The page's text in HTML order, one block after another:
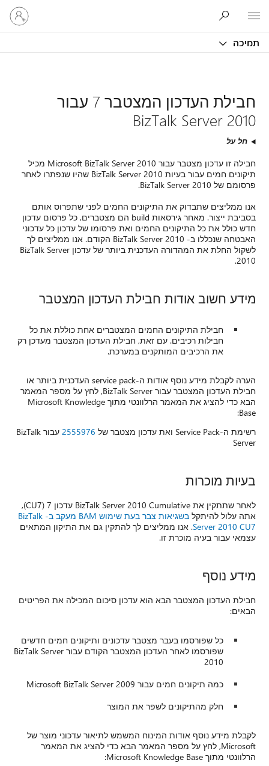
תמיכה
היכנס
לחשבון
שלך
חבילת העדכון המצטבר 7 עבור
BizTalk Server 2010
חל על
חבילה זו עדכון מצטבר עבור Microsoft BizTalk Server 2010 מכיל
תיקונים חמים עבור בעיות BizTalk Server 2010 שהיו שנפתרו לאחר
פרסומם של BizTalk Server 2010.
אנו ממליצים שתבדוק את התיקונים החמים לפני שתפרוס אותם
בסביבת ייצור. מאחר גירסאות build הם מצטברים, כל פרסום עדכון
חדש כולל את כל התיקונים החמים ואת פרסומו של עדכון כל עדכוני
האבטחה שנכללו ב- BizTalk Server 2010 הקודם. אנו ממליצים לך
לשקול החלת את המהדורה העדכנית ביותר של עדכון BizTalk Server
2010.
מידע חשוב אודות חבילת העדכון המצטבר
חבילת התיקונים החמים המצטברים אחת כוללת את כל
חבילות רכיבים. עם זאת, חבילת העדכון המצטבר מעדכן רק
את הרכיבים המותקנים במערכת.
הערה לקבלת מידע נוסף אודות ה-service pack העדכנית ביותר או
חבילת העדכון המצטבר עבור BizTalk Server, לחץ על מספר המאמר
הבא כדי להציג את המאמר הרלוונטי מתוך Microsoft Knowledge
Base:
רשימת ה-Service Pack ואת עדכון מצטבר של
2555976
עבור BizTalk
Server
בעיות מוכרות
לאחר שתתקין את BizTalk Server 2010 Cumulative עדכון 7 (CU7),
אתה עלול להיתקל
בשגיאות צבר בעת שימוש BAM מעקב ב- BizTalk
Server 2010 CU7. אנו ממליצים לך להתקין גם את התיקון המתאים
עצמאי עבור בעיה מוכרת זו.
מידע נוסף
חבילת העדכון המצטבר הבא הוא עדכון סיכום המכילה את הפריטים
הבאים:
כל שפורסמו בעבר מצטבר עדכונים ותיקונים חמים חדשים
שפורסמו לאחר העדכון המצטבר הקודם עבור BizTalk Server
2010
כמה תיקונים חמים עבור Microsoft BizTalk Server 2009
חלק מהתיקונים לשפר את המוצר
לקבלת מידע נוסף אודות המינוח המשמש לתיאור עדכוני מוצר של
Microsoft, לחץ על מספר המאמר הבא כדי להציג את המאמר
הרלוונטי מתוך Microsoft Knowledge Base: